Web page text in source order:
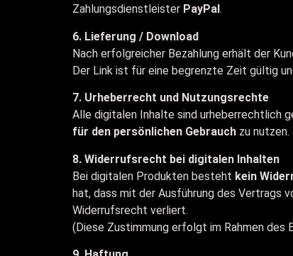
Zahlungsdienstleister PayPal .
6. Lieferung / Download
Nach erfolgreicher Bezahlung erhält der
Der Link ist für eine begrenzte Zeit gültig
7. Urheberrecht und Nutzungsrechte
Alle digitalen Inhalte sind urheberrechtlich
für den persönlichen Gebrauch zu
8. Widerrufsrecht bei digitalen Inhalten
Bei digitalen Produkten besteht kein
hat, dass mit der Ausführung des Vertrags
Widerrufsrecht verliert.
(Diese Zustimmung erfolgt im Rahmen des